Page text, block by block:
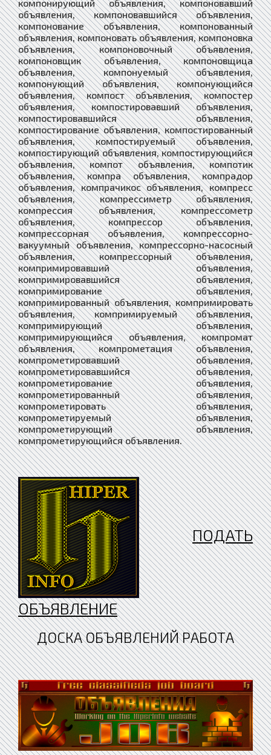
ПОДАТЬ
ОБЪЯВЛЕНИЕ
ДОСКА ОБЪЯВЛЕНИЙ РАБОТА